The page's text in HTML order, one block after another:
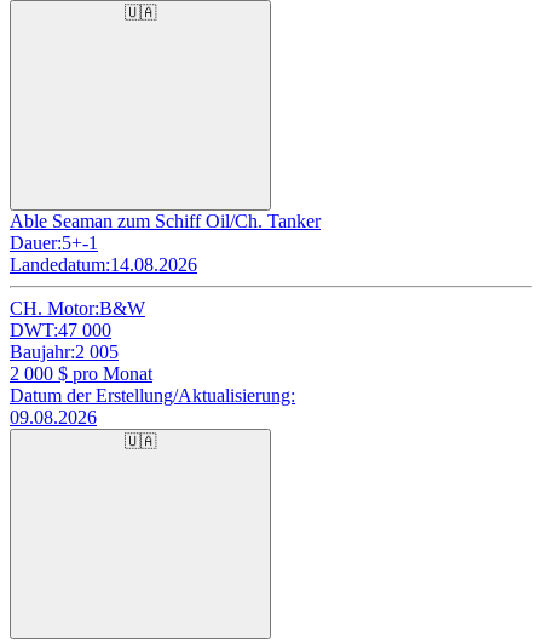
🇺🇦
Able Seaman zum Schiff Oil/Ch. Tanker
Dauer:5+-1
Landedatum:14.08.2026
CH. Motor:B&W
DWT:47 000
Baujahr:2 005
2 000 $ pro Monat
Datum der Erstellung/Aktualisierung:
09.08.2026
🇺🇦